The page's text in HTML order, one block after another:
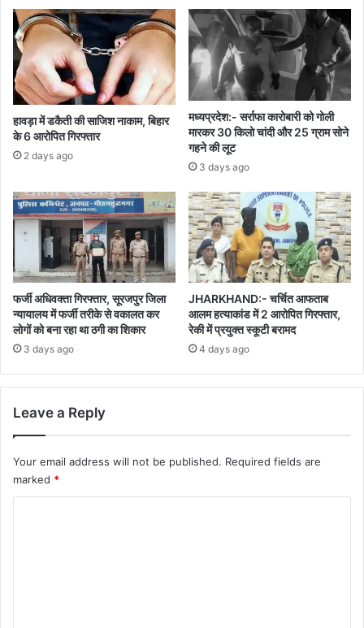
हावड़ा में डकैती की साजिश नाकाम, बिहार
के 6 आरोपित गिरफ्तार
2 days ago
मध्यप्रदेश:- सर्राफा कारोबारी को गोली
मारकर 30 किलो चांदी और 25 ग्राम सोने
गहने की लूट
3 days ago
फर्जी अधिवक्ता गिरफ्तार, सूरजपुर जिला
न्यायालय में फर्जी तरीके से वकालत कर
लोगों को बना रहा था ठगी का शिकार
3 days ago
JHARKHAND:- चर्चित आफताब
आलम हत्याकांड में 2 आरोपित गिरफ्तार,
रेकी में प्रयुक्त स्कूटी बरामद
4 days ago
Leave a Reply
Your email address will not be published. Required fields are
marked *